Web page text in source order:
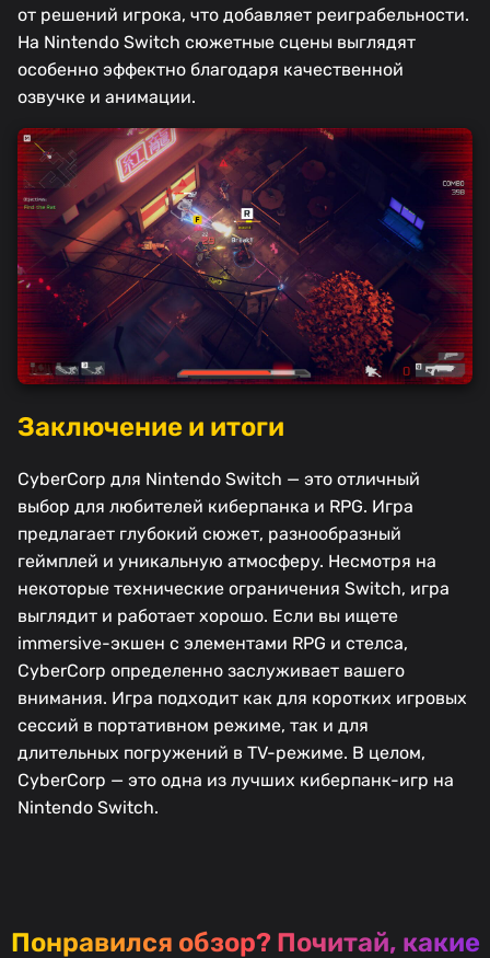
от решений игрока, что добавляет реиграбельности.
На Nintendo Switch сюжетные сцены выглядят
особенно эффектно благодаря качественной
озвучке и анимации.
Заключение и итоги
CyberCorp для Nintendo Switch — это отличный
выбор для любителей киберпанка и RPG. Игра
предлагает глубокий сюжет, разнообразный
геймплей и уникальную атмосферу. Несмотря на
некоторые технические ограничения Switch, игра
выглядит и работает хорошо. Если вы ищете
immersive-экшен с элементами RPG и стелса,
CyberCorp определенно заслуживает вашего
внимания. Игра подходит как для коротких игровых
сессий в портативном режиме, так и для
длительных погружений в TV-режиме. В целом,
CyberCorp — это одна из лучших киберпанк-игр на
Nintendo Switch.
Понравился обзор? Почитай, какие